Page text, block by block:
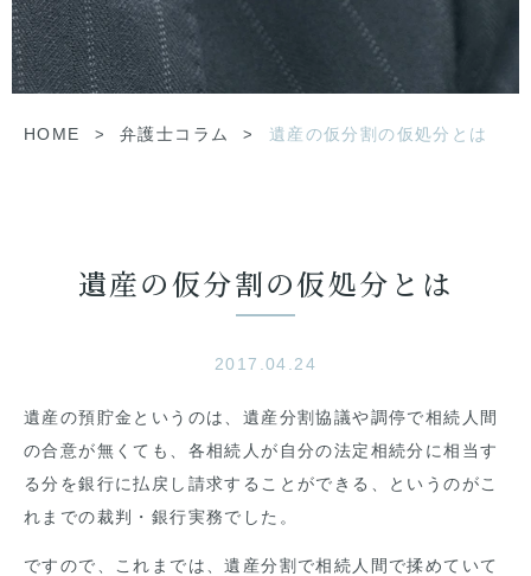
HOME > 弁護士コラム > 遺産の仮分割の仮処分とは
遺産の仮分割の仮処分とは
2017.04.24
遺産の預貯金というのは、遺産分割協議や調停で相続人間
の合意が無くても、各相続人が自分の法定相続分に相当す
る分を銀行に払戻し請求することができる、というのがこ
れまでの裁判・銀行実務でした。
ですので、これまでは、遺産分割で相続人間で揉めていて